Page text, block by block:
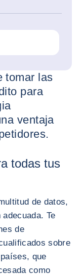
tomar las
para
ventaja
todas tus
de datos,
Te
de
sobre
que
como